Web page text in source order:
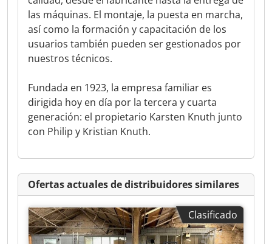
las máquinas. El montaje, la puesta en marcha,
así como la formación y capacitación de los
usuarios también pueden ser gestionados por
nuestros técnicos.
Fundada en 1923, la empresa familiar es
dirigida hoy en día por la tercera y cuarta
generación: el propietario Karsten Knuth junto
con Philip y Kristian Knuth.
Ofertas actuales de distribuidores similares
Clasificado